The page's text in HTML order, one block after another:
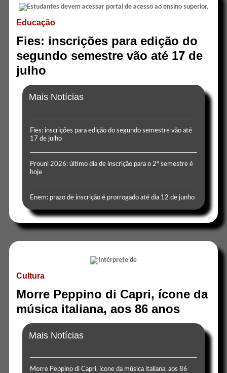
Educação
Fies: inscrições para edição do
segundo semestre vão até 17 de
julho
Mais Notícias
Fies: inscrições para edição do segundo semestre vão até
17 de julho
Prouni 2026: último dia de inscrição para o 2º semestre é
hoje
Enem: prazo de inscrição é prorrogado até dia 12 de junho
Cultura
Morre Peppino di Capri, ícone da
música italiana, aos 86 anos
Mais Notícias
Morre Peppino di Capri, ícone da música italiana, aos 86